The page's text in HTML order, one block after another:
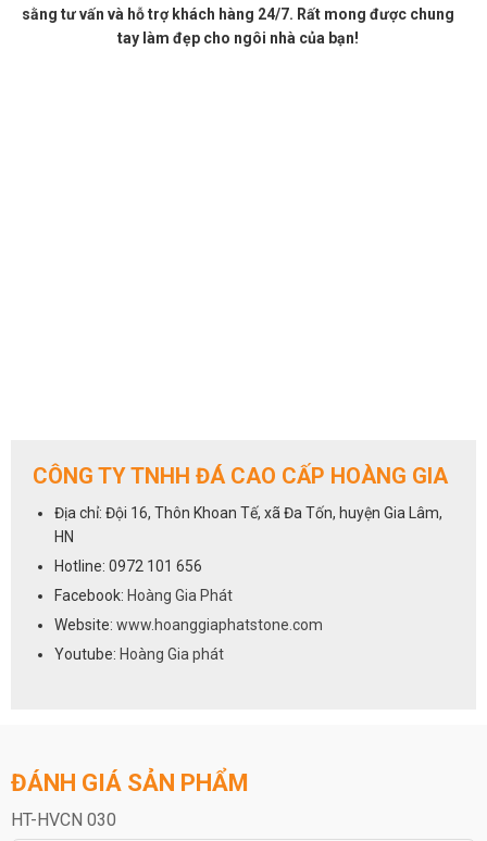
sằng tư vấn và hỗ trợ khách hàng 24/7. Rất mong được chung
tay làm đẹp cho ngôi nhà của bạn!
CÔNG TY TNHH ĐÁ CAO CẤP HOÀNG GIA
Địa chỉ: Đội 16, Thôn Khoan Tế, xã Đa Tốn, huyện Gia Lâm,
HN
Hotline: 0972 101 656
Facebook: Hoàng Gia Phát
Website: www.hoanggiaphatstone.com
Youtube: Hoàng Gia phát
ĐÁNH GIÁ SẢN PHẨM
HT-HVCN 030